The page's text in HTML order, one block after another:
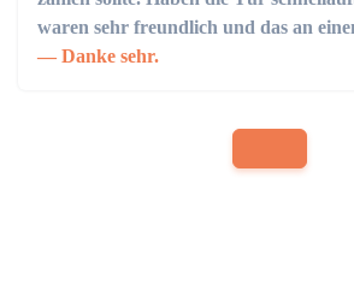
waren sehr freundlich und das an
Danke sehr.